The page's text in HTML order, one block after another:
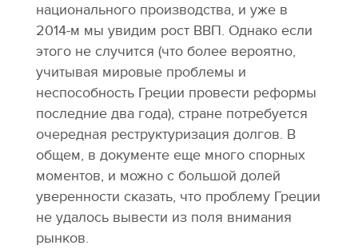
национального производства, и уже в
2014-м мы увидим рост ВВП. Однако если
этого не случится (что более вероятно,
учитывая мировые проблемы и
неспособность Греции провести реформы
последние два года), стране потребуется
очередная реструктуризация долгов. В
общем, в документе еще много спорных
моментов, и можно с большой долей
уверенности сказать, что проблему Греции
не удалось вывести из поля внимания
рынков.